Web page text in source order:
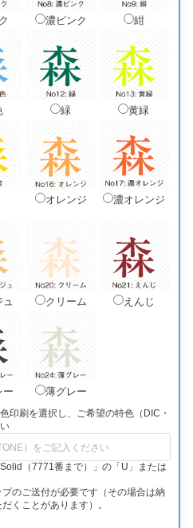
濃ピンク 紺
緑 黄緑
オレンジ 濃オレンジ
ュ クリーム えんじ
ー
薄グレー
印刷を選択し、ご希望の特色（DIC・
（7771番まで）」の「U」または
のご送付が必要です（その場合は納
くことがあります）。